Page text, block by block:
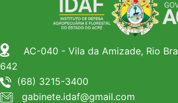
AC-040 - Vila da Amizade, Rio
642
(68) 3215-3400
gabinete.idaf@gmail.com